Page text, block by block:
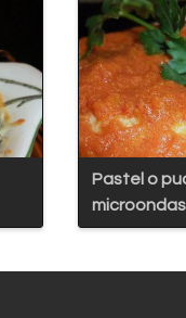
Pastel o
microondas